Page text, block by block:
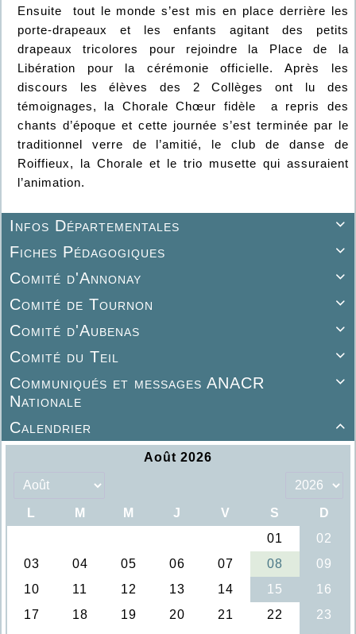

Infos Départementales

Fiches Pédagogiques

Comité d'Annonay

Comité de Tournon

Comité d'Aubenas

Comité du Teil

Communiqués et messages ANACR
Nationale

Calendrier
Ensuite tout le monde s’est mis en place derrière les
porte-drapeaux et les enfants agitant des petits
drapeaux tricolores pour rejoindre la Place de la
Libération pour la cérémonie officielle. Après les
discours les élèves des 2 Collèges ont lu des
témoignages, la Chorale Chœur fidèle a repris des
chants d’époque et cette journée s’est terminée par le
traditionnel verre de l’amitié, le club de danse de
Roiffieux, la Chorale et le trio musette qui assuraient
l’animation.